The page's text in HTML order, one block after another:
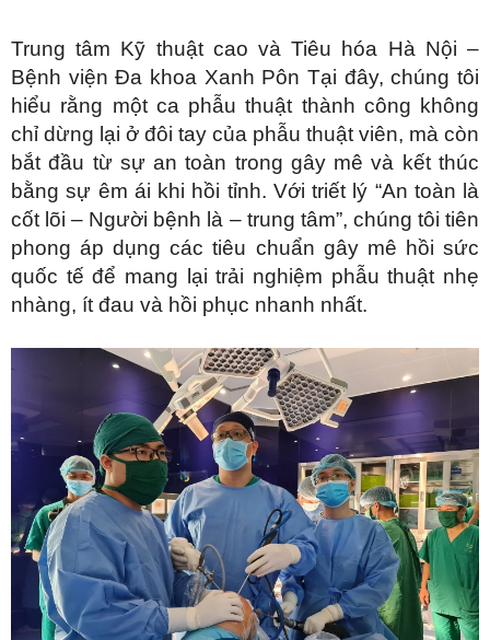
Trung tâm Kỹ thuật cao và Tiêu hóa Hà Nội –
Bệnh viện Đa khoa Xanh Pôn Tại đây, chúng tôi
hiểu rằng một ca phẫu thuật thành công không
chỉ dừng lại ở đôi tay của phẫu thuật viên, mà còn
bắt đầu từ sự an toàn trong gây mê và kết thúc
bằng sự êm ái khi hồi tỉnh. Với triết lý “An toàn là
cốt lõi – Người bệnh là – trung tâm”, chúng tôi tiên
phong áp dụng các tiêu chuẩn gây mê hồi sức
quốc tế để mang lại trải nghiệm phẫu thuật nhẹ
nhàng, ít đau và hồi phục nhanh nhất.